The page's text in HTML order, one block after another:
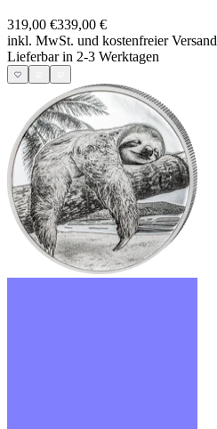
319,00 €339,00 €
inkl. MwSt. und kostenfreier Versand
Lieferbar in 2-3 Werktagen